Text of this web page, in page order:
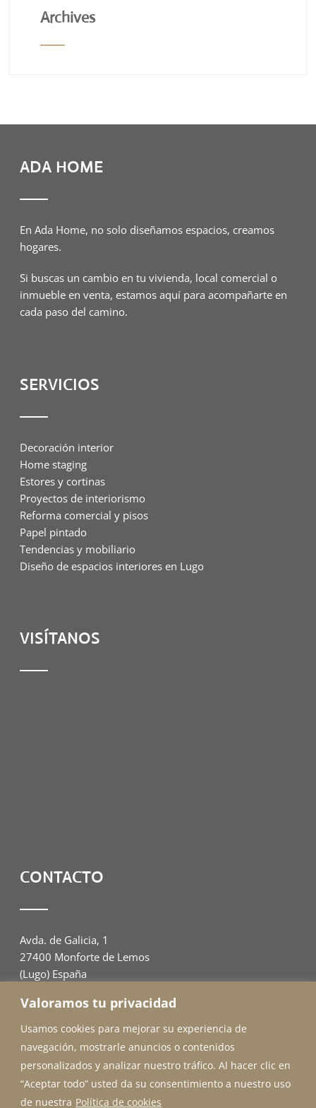
Valoramos tu privacidad
Usamos cookies para mejorar su experiencia de
navegación, mostrarle anuncios o contenidos
personalizados y analizar nuestro tráfico. Al hacer clic en
“Aceptar todo” usted da su consentimiento a nuestro uso
de nuestra Política de cookies
Archives
ADA HOME
En Ada Home, no solo diseñamos espacios, creamos
hogares.
Si buscas un cambio en tu vivienda, local comercial o
inmueble en venta, estamos aquí para acompañarte en
cada paso del camino.
SERVICIOS
Decoración interior
Home staging
Estores y cortinas
Proyectos de interiorismo
Reforma comercial y pisos
Papel pintado
Tendencias y mobiliario
Diseño de espacios interiores en Lugo
VISÍTANOS
CONTACTO
Avda. de Galicia, 1
27400 Monforte de Lemos
(Lugo) España
982 00 94 07
adahome@outlook.es